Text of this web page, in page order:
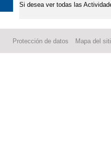
Si desea ver todas las
Protección de datos Mapa del